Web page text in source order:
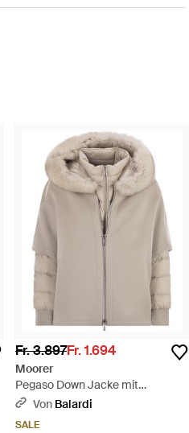
Fr. 3.897Fr. 1.694
Moorer
Pegaso Down Jacke mit
abnehmbarer Kapuze - Grau
Von Balardi
SALE